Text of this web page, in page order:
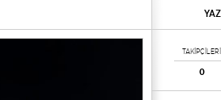
TAKİPÇİLERİ
0